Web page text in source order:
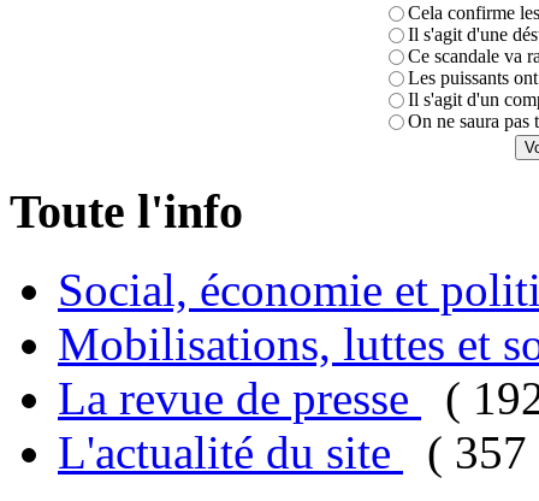
Cela confirme
Il s'agit d'une
Ce scandale va
Les puissants
Il s'agit d'un
On ne saura pas
Toute l'info
Social, économie et
Mobilisations, luttes et
La revue de presse
(
L'actualité du site
( 357